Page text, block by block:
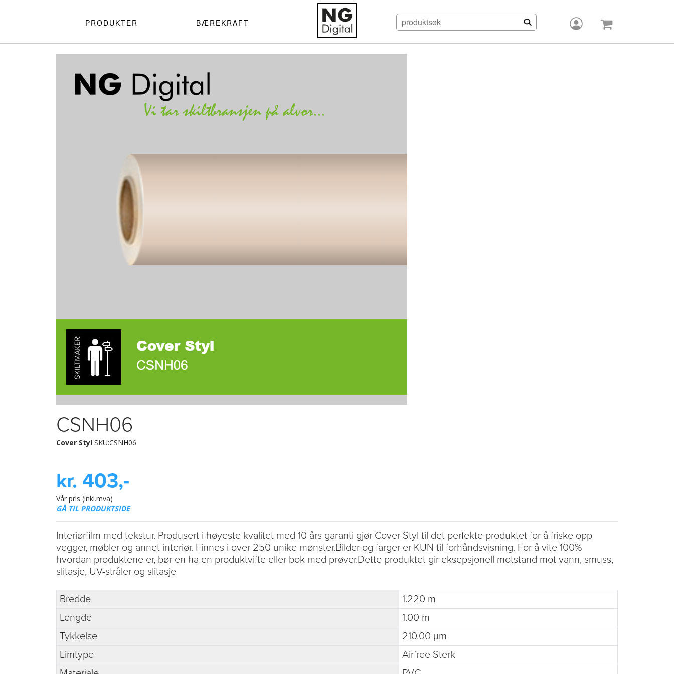
PRODUKTER BÆREKRAFT
CSNH06
Cover Styl SKU:CSNH06
kr. 403,-
Vår pris (inkl.mva)
GÅ TIL PRODUKTSIDE
Interiørfilm med tekstur. Produsert i høyeste kvalitet med 10 års garanti gjør Cover Styl til det perfekte produktet for å friske opp
vegger, møbler og annet interiør. Finnes i over 250 unike mønster.Bilder og farger er KUN til forhåndsvisning. For å vite 100%
hvordan produktene er, bør en ha en produktvifte eller bok med prøver.Dette produktet gir eksepsjonell motstand mot vann, smuss,
slitasje, UV-stråler og slitasje
Bredde
1.220 m
Lengde
1.00 m
Tykkelse
210.00 µm
Limtype
Airfree Sterk